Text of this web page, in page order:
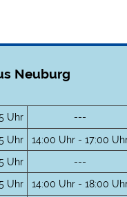
Neuburg
Uhr
---
Uhr
14:00 Uhr - 17:00
Uhr
---
Uhr 14:00 Uhr - 18:00